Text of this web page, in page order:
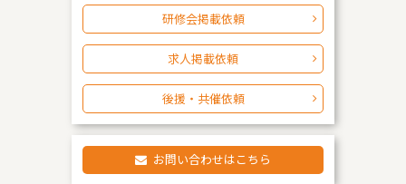
研修会掲載依頼
求人掲載依頼
後援・共催依頼
お問い合わせはこちら